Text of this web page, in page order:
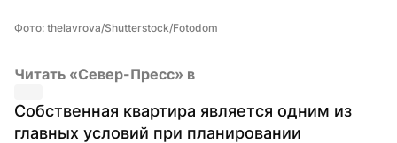
Фото: thelavrova/Shutterstock/Fotodom
Читать «Север-Пресс» в
Собственная квартира является одним из
главных условий при планировании